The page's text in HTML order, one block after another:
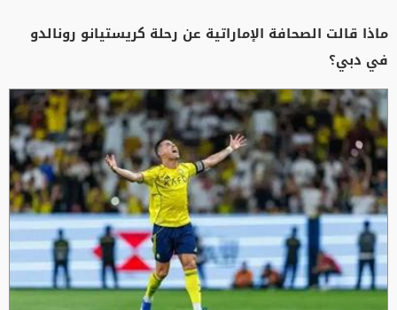
ماذا قالت الصحافة الإماراتية عن رحلة كريستيانو رونالدو
في دبي؟